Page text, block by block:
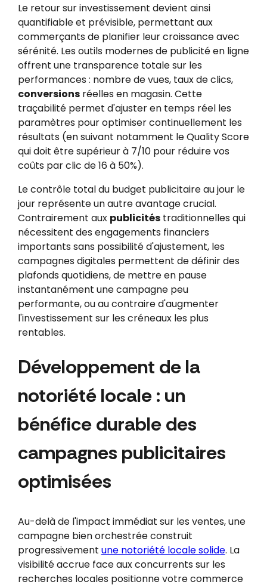
Le retour sur investissement devient ainsi
quantifiable et prévisible, permettant aux
commerçants de planifier leur croissance avec
sérénité. Les outils modernes de publicité en ligne
offrent une transparence totale sur les
performances : nombre de vues, taux de clics,
conversionsréelles en magasin. Cette
traçabilité permet d'ajuster en temps réel les
paramètres pour optimiser continuellement les
résultats (en suivant notamment le Quality Score
qui doit être supérieur à 7/10 pour réduire vos
coûts par clic de 16 à 50%).
Le contrôle total du budget publicitaire au jour le
jour représente un autre avantage crucial.
Contrairement aux publicitéstraditionnelles qui
nécessitent des engagements financiers
importants sans possibilité d'ajustement, les
campagnes digitales permettent de définir des
plafonds quotidiens, de mettre en pause
instantanément une campagne peu
performante, ou au contraire d'augmenter
l'investissement sur les créneaux les plus
rentables.
Développement de la
notoriété locale : un
bénéfice durable des
campagnes publicitaires
optimisées
Au-delà de l'impact immédiat sur les ventes, une
campagne bien orchestrée construit
progressivement une notoriété locale solide. La
visibilité accrue face aux concurrents sur les
recherches locales positionne votre commerce